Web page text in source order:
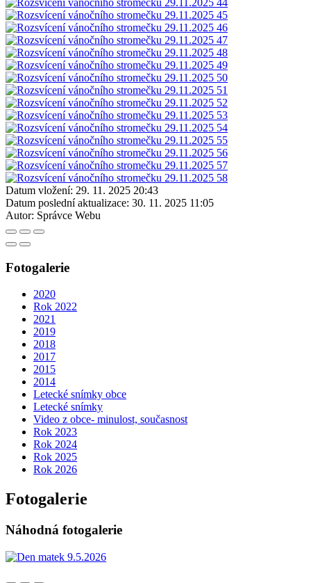
Datum vložení: 29. 11. 2025 20:43
Datum poslední aktualizace: 30. 11. 2025 11:05
Autor: Správce Webu
Fotogalerie
2020
Rok 2022
2021
2019
2018
2017
2015
2014
Letecké snímky obce
Letecké snímky
Video z obce- minulost, současnost
Rok 2023
Rok 2024
Rok 2025
Rok 2026
Fotogalerie
Náhodná fotogalerie